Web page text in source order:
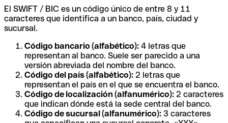
El SWIFT / BIC es un código único de entre 8 y 11
caracteres que identifica a un banco, país, ciudad y
sucursal.
Código bancario (alfabético): 4 letras que
representan al banco. Suele ser parecido a una
versión abreviada del nombre del banco.
Código del país (alfabético): 2 letras que
representan el país en el que se encuentra el banco.
Código de localización (alfanumérico): 2 caracteres
que indican dónde está la sede central del banco.
Código de sucursal (alfanumérico): 3 caracteres